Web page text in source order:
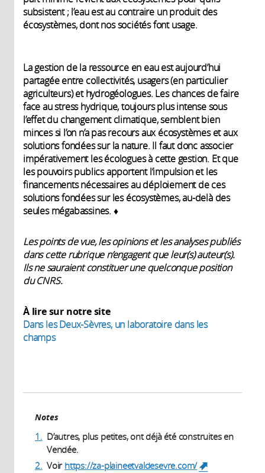
subsistent ; l’eau est au contraire un produit des
écosystèmes, dont nos sociétés font usage.
La gestion de la ressource en eau est aujourd’hui
partagée entre collectivités, usagers (en particulier
agriculteurs) et hydrogéologues. Les chances de faire
face au stress hydrique, toujours plus intense sous
l’effet du changement climatique, semblent bien
minces si l’on n’a pas recours aux écosystèmes et aux
solutions fondées sur la nature. Il faut donc associer
impérativement les écologues à cette gestion. Et que
les pouvoirs publics apportent l’impulsion et les
financements nécessaires au déploiement de ces
solutions fondées sur les écosystèmes, au-delà des
seules mégabassines. ♦
Les points de vue, les opinions et les analyses publiés
dans cette rubrique n’engagent que leur(s) auteur(s).
Ils ne sauraient constituer une quelconque position
du CNRS.
À lire sur notre site
Dans les Deux-Sèvres, un laboratoire dans les
champs
Notes
1. D’autres, plus petites, ont déjà été construites en
Vendée.
2. Voir https://za-plaineetvaldesevre.com/